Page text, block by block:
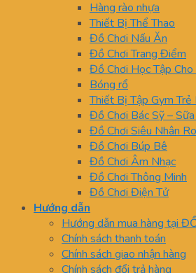
Hàng rào nhựa
Thiết Bị Thể Thao
Đồ Chơi Nấu Ăn
Đồ Chơi Trang Điểm
Đồ Chơi Học Tập Cho
Bóng rổ
Thiết Bị Tập Gym Trẻ
Đồ Chơi Bác Sỹ –
Đồ Chơi Siêu Nhân
Đồ Chơi Búp Bê
Đồ Chơi Âm Nhạc
Đồ Chơi Thông Minh
Đồ Chơi Điện Tử
Hướng dẫn
Hướng dẫn mua hàng tại
Chính sách thanh toán
Chính sách giao nhận hàng
Chính sách đổi trả hàng